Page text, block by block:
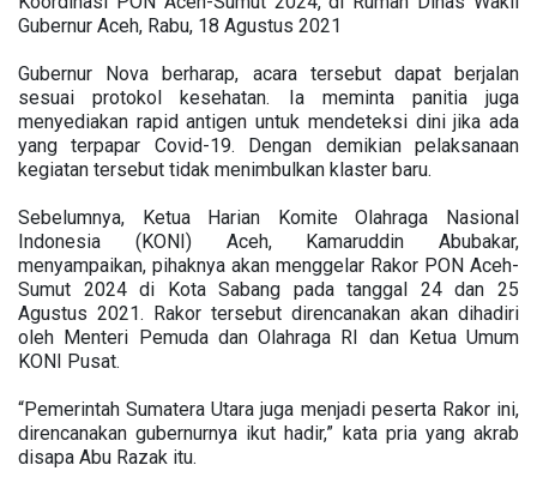
Gubernur Aceh, Rabu, 18 Agustus 2021
Gubernur Nova berharap, acara tersebut dapat berjalan
sesuai protokol kesehatan. Ia meminta panitia juga
menyediakan rapid antigen untuk mendeteksi dini jika ada
yang terpapar Covid-19. Dengan demikian pelaksanaan
kegiatan tersebut tidak menimbulkan klaster baru.
Sebelumnya, Ketua Harian Komite Olahraga Nasional
Indonesia (KONI) Aceh, Kamaruddin Abubakar,
menyampaikan, pihaknya akan menggelar Rakor PON Aceh-
Sumut 2024 di Kota Sabang pada tanggal 24 dan 25
Agustus 2021. Rakor tersebut direncanakan akan dihadiri
oleh Menteri Pemuda dan Olahraga RI dan Ketua Umum
KONI Pusat.
“Pemerintah Sumatera Utara juga menjadi peserta Rakor ini,
direncanakan gubernurnya ikut hadir,” kata pria yang akrab
disapa Abu Razak itu.